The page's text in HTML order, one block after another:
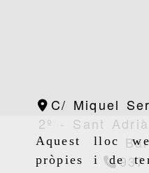
Aquest lloc
pròpies i de
C/ Miquel
2º - Sant